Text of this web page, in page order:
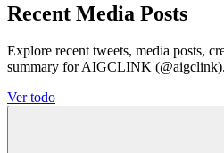
Recent Media Posts
Explore recent tweets, media posts,
summary for AIGCLINK (@aigclink).
Ver todo